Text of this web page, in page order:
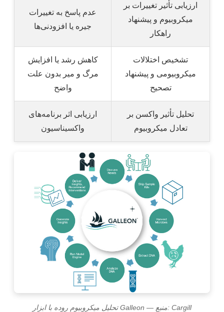
عدم پاسخ به تغییرات
جیره یا افزودنی‌ها
ارزیابی تأثیر تغییرات بر
میکروبیوم و پیشنهاد
راهکار
کاهش رشد یا افزایش
مرگ و میر بدون علت
واضح
تشخیص اختلالات
میکروبیومی و پیشنهاد
تصحیح
ارزیابی اثر برنامه‌های
واکسیناسیون
تحلیل تأثیر واکسن بر
تعادل میکروبیوم
تحلیل میکروبیوم روده با ابزار Galleon — منبع: Cargill